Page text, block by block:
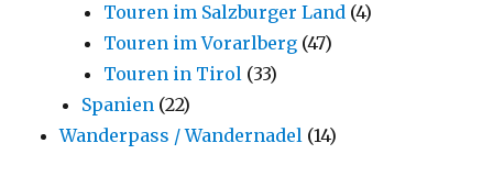
Touren im Salzburger Land (4)
Touren im Vorarlberg (47)
Touren in Tirol (33)
Spanien (22)
Wanderpass / Wandernadel (14)